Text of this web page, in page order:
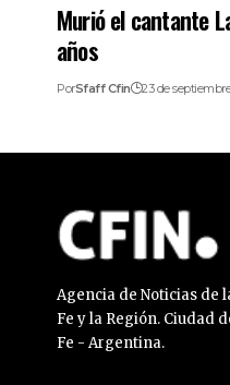
Murió el cantante
años
PorSfaff Cfin 23 de
Agencia de Noticias de
Fe y la Región. Ciudad
Fe - Argentina.